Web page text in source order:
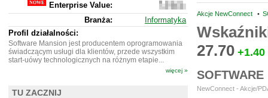
Akcje NewConnect •
27.70 +1.40
NewConnect - Akcje/
Enterprise Value:
289
557
686
Branża:
Informatyka
Profil działalności:
Software Mansion jest producentem oprogramowania
świadczącym usługi dla klientów, przede wszystkim
start-uówy technologicznych na różnym etapie...
więcej »
TU ZACZNIJ